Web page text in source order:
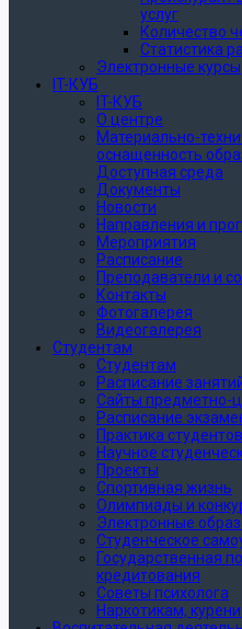
услуг
Количество
Статистика
Электронные курсы
IT-КУБ
IT-КУБ
О центре
Материально-
оснащенность
Доступная среда
Документы
Новости
Направления и
Мероприятия
Расписание
Преподаватели и
Контакты
Фотогалерея
Видеогалерея
Студентам
Студентам
Расписание
Сайты предметно-
Расписание
Практика студентов
Научное
Проекты
Спортивная жизнь
Олимпиады и
Электронные
Студенческое
Государственная
кредитования
Советы психолога
Наркотикам,